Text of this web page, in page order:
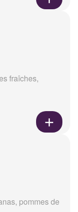
fraîches,
pommes de